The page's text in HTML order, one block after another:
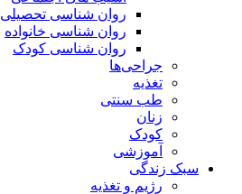
روان شناسی تحصیلی
روان شناسی خانواده
روان شناسی کودک
جراحی‌ها
تغذیه
طب سنتی
زنان
کودک
آموزشی
سبک زندگی
رژیم و تغذیه